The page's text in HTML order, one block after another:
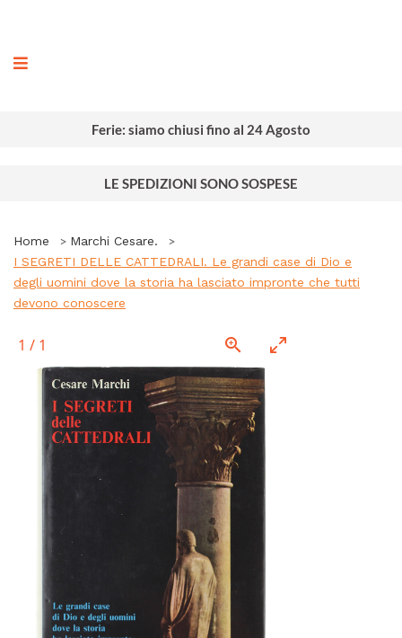
Ferie: siamo chiusi fino al 24 Agosto
LE SPEDIZIONI SONO SOSPESE
Home
Marchi Cesare.
I SEGRETI DELLE CATTEDRALI. Le grandi case di Dio e
degli uomini dove la storia ha lasciato impronte che tutti
devono conoscere
1 / 1